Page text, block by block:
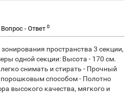
Вопрос - Ответ 0
пространства 3 секции,
одной секции: Высота - 170 см.
снимать и стирать - Прочный
способом - Полотно
высокого качества, мягкого и